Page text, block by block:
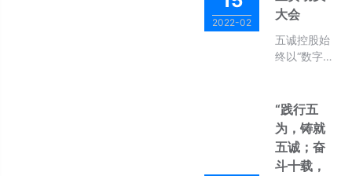
院银岁红常
广州幼儿师
范高等专科
思学（广
州）文化科
技有限公司
任武理事
等专科学校
发起的【全
国托幼一体
化行业产教
2023年早期
教育高峰论
坛峰会】正
式落下帷
幕。为保障
2022-02
大会
五诚控股始
终以“数字思
营”为发展指
导思想,高
擎“引领您一
生和谐发
展”使命大
“践行五
为，铸就
五诚；奋
斗十载，